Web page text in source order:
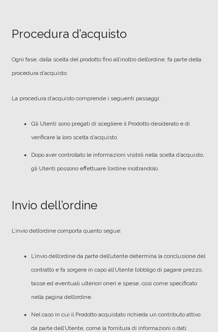
Procedura d’acquisto
Ogni fase, dalla scelta del prodotto fino all’inoltro dell’ordine, fa parte della
procedura d’acquisto.
La procedura d’acquisto comprende i seguenti passaggi:
Gli Utenti sono pregati di scegliere il Prodotto desiderato e di
verificare la loro scelta d’acquisto.
Dopo aver controllato le informazioni visibili nella scelta d’acquisto,
gli Utenti possono effettuare l’ordine inoltrandolo.
Invio dell’ordine
L’invio dell’ordine comporta quanto segue:
L’invio dell’ordine da parte dell’utente determina la conclusione del
contratto e fa sorgere in capo all’Utente l’obbligo di pagare prezzo,
tasse ed eventuali ulteriori oneri e spese, così come specificato
nella pagina dell’ordine.
Nel caso in cui il Prodotto acquistato richieda un contributo attivo
da parte dell’Utente, come la fornitura di informazioni o dati